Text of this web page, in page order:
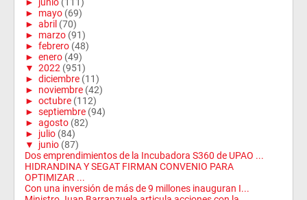
► mayo (69)
► abril (70)
► marzo (91)
► febrero (48)
► enero (49)
▼ 2022 (951)
► diciembre (11)
► noviembre (42)
► octubre (112)
► septiembre (94)
► agosto (82)
► julio (84)
▼
junio (87)
Dos emprendimientos de la Incubadora S360 de UPAO ...
HIDRANDINA Y SEGAT FIRMAN CONVENIO PARA
OPTIMIZAR ...
Con una inversión de más de 9 millones inauguran I...